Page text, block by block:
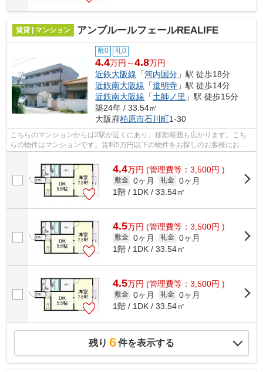
賃貸 | マンション アンプルールフェールREALIFE
敷0 礼0
4.4万円～4.8万円
近鉄大阪線 「河内国分 」駅 徒歩18分
近鉄南大阪線 「道明寺 」駅 徒歩14分
近鉄南大阪線 「土師ノ里 」駅 徒歩15分
築24年 / 33.54㎡
大阪府柏原市石川町1-30
こちらのマンションからは2駅が近くにあり、移動範囲も広がります。こち
らの物件はマンションです。賃料5万円以下の物件をお探しのお客様におす
4.4万円 (管理費等：3,500円 )
敷金 0ヶ月 礼金 0ヶ月
1階 / 1DK / 33.54㎡
4.5万円 (管理費等：3,500円 )
敷金 0ヶ月 礼金 0ヶ月
1階 / 1DK / 33.54㎡
4.5万円 (管理費等：3,500円 )
敷金 0ヶ月 礼金 0ヶ月
1階 / 1DK / 33.54㎡
残り 6件を表示する